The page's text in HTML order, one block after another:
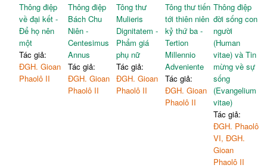
Thông điệp
về đại kết -
Để họ nên
một
Tác giả:
ĐGH. Gioan
Phaolô II
Thông điệp
Bách Chu
Niên -
Centesimus
Annus
Tác giả:
ĐGH. Gioan
Phaolô II
Tông thư
Mulieris
Dignitatem -
Phẩm giá
phụ nữ
Tác giả:
ĐGH. Gioan
Phaolô II
Tông thư tiến
tới thiên niên
kỷ thứ ba -
Tertion
Millennio
Adveniente
Tác giả:
ĐGH. Gioan
Phaolô II
Thông điệp
đời sống con
người
(Human
vitae) và Tin
mừng về sự
sống
(Evangelium
vitae)
Tác giả:
ĐGH. Phaolô
VI, ĐGH.
Gioan
Phaolô II